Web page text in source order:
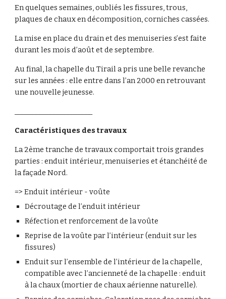
En quelques semaines, oubliés les fissures, trous,
plaques de chaux en décomposition, corniches cassées.
La mise en place du drain et des menuiseries s’est faite
durant les mois d’août et de septembre.
Au final, la chapelle du Tirail a pris une belle revanche
sur les années : elle entre dans l’an 2000 en retrouvant
une nouvelle jeunesse.
Caractéristiques des travaux
La 2ème tranche de travaux comportait trois grandes
parties : enduit intérieur, menuiseries et étanchéité de
la façade Nord.
=> Enduit intérieur - voûte
Décroutage de l’enduit intérieur
Réfection et renforcement de la voûte
Reprise de la voûte par l’intérieur (enduit sur les
fissures)
Enduit sur l’ensemble de l’intérieur de la chapelle,
compatible avec l’ancienneté de la chapelle : enduit
à la chaux (mortier de chaux aérienne naturelle).